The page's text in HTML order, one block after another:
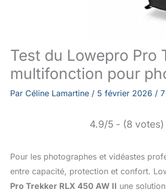
Test du Lowepro Pro
multifonction pour
Par Céline Lamartine / 5 février 2026 /
4.9/5 - (8 votes)
Pour les photographes et vidéastes
entre capacité, protection et confort.
Pro Trekker RLX 450 AW II une